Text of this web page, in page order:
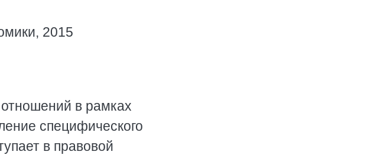
2015
в рамках
специфического
в правовой